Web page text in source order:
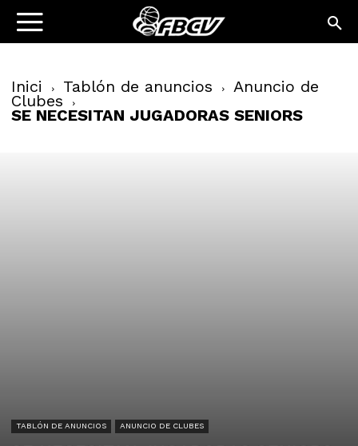
Inici Tablón de anuncios Anuncio de
Clubes
SE NECESITAN JUGADORAS SENIORS
TABLÓN DE ANUNCIOS ANUNCIO DE CLUBES